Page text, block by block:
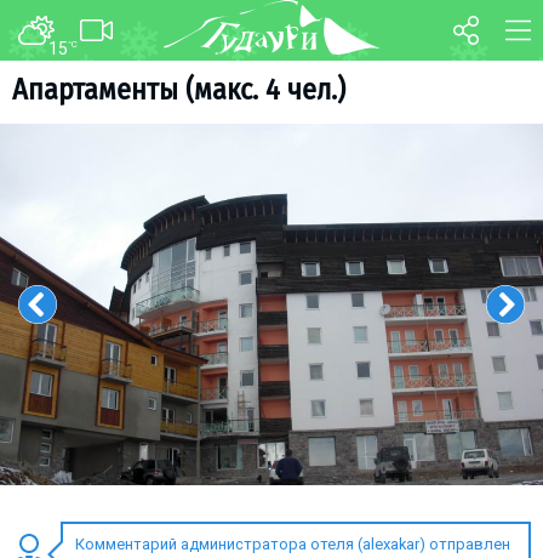
15°C
Апартаменты (макс. 4 чел.)
Комментарий администратора отеля (alexakar) отправлен
ФОРУМ КАРТА
Ски-пасс
Инструкторы
Прокат
Ски-сервис
Дети в Гудаури
Развлечения
Календарь событий
Гудаури
INFO